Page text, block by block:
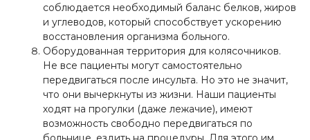
соблюдается необходимый баланс белков, жиров
и углеводов, который способствует ускорению
восстановления организма больного.
Оборудованная территория для колясочников.
Не все пациенты могут самостоятельно
передвигаться после инсульта. Но это не значит,
что они вычеркнуты из жизни. Наши пациенты
ходят на прогулки (даже лежачие), имеют
возможность свободно передвигаться по